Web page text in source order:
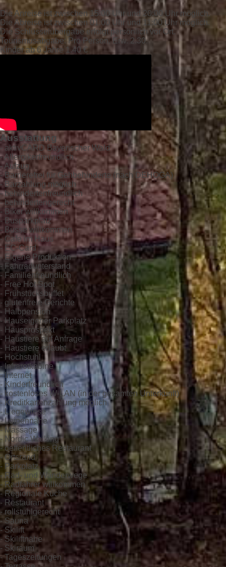
Die Anreise ist zwischen 15:00 Uhr und 20:00 Uhr möglich.
Die Abreise ist zwischen 01:00 Uhr und 11:00 Uhr möglich.
Die Schlüsselübergabe erfolgt persönlich vor Ort.
Tourismusabgabe: Pro Person, Erw. 2.30.
Kinder ab 6 Jahre 1.40 €
Ausstattung
- aktivCARD Bayerischer Wald
- Allergikerfreundlich
- Aufzug
- Barrierefrei für Gehbehinderte (nach DEHOGA)
- Barzahlung möglich
- behindertenfreundlich
- behindertengerecht
- Biker willkommen
- Busparkplatz
- Busse willkommen
- Cafe im Haus
- EC-Card
- Eigene Produktion
- Fahrradunterstand
- Familienfreundlich
- Free Hot Spot
- Frühstücksbuffet
- glutenfreie Gerichte
- Halbpension
- Hauseigener Parkplatz
- Hausprospekt
- Haustiere auf Anfrage
- Haustiere erlaubt
- Hochstuhl
- Infrarotkabine
- Internet
- Kinderfreundlich
- kostenloses W-LAN (in der gesamten Unterkunft)
- Kreditkartenzahlung möglich
- Liegewiese
- Loipennähe
- Massage
- Nordic Walking
- oeffentliches Restaurant
- Ortsrand
- Parkplatz
- Rad- und Wanderwege
- Radfahrer willkommen
- Regionale Küche
- Restaurant
- rollstuhlgerecht
- Sauna
- Skilift
- Skiliftnähe
- Skiraum
- Tageszeitungen